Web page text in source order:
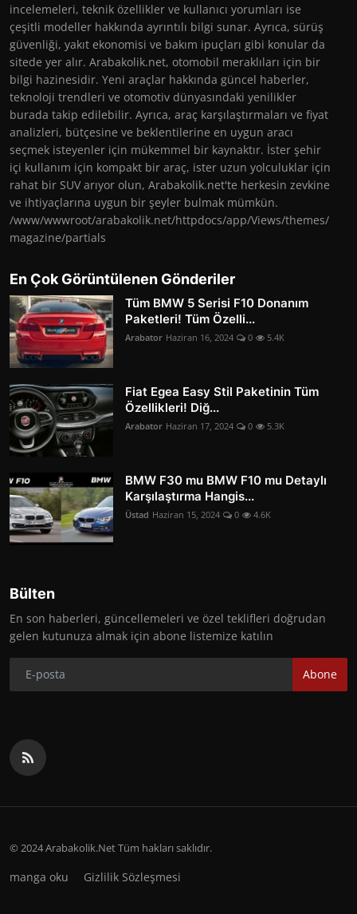
incelemeleri, teknik özellikler ve kullanıcı yorumları ise
çeşitli modeller hakkında ayrıntılı bilgi sunar. Ayrıca, sürüş
güvenliği, yakıt ekonomisi ve bakım ipuçları gibi konular da
sitede yer alır. Arabakolik.net, otomobil meraklıları için bir
bilgi hazinesidir. Yeni araçlar hakkında güncel haberler,
teknoloji trendleri ve otomotiv dünyasındaki yenilikler
burada takip edilebilir. Ayrıca, araç karşılaştırmaları ve fiyat
analizleri, bütçesine ve beklentilerine en uygun aracı
seçmek isteyenler için mükemmel bir kaynaktır. İster şehir
içi kullanım için kompakt bir araç, ister uzun yolculuklar için
rahat bir SUV arıyor olun, Arabakolik.net'te herkesin zevkine
ve ihtiyaçlarına uygun bir şeyler bulmak mümkün.
/www/wwwroot/arabakolik.net/httpdocs/app/Views/themes/
magazine/partials
En Çok Görüntülenen Gönderiler
Tüm BMW 5 Serisi F10 Donanım
Paketleri! Tüm Özelli...
Arabator Haziran 16, 2024 0 5.4K
Fiat Egea Easy Stil Paketinin Tüm
Özellikleri! Diğ...
Arabator Haziran 17, 2024 0 5.3K
BMW F30 mu BMW F10 mu Detaylı
Karşılaştırma Hangis...
Üstad Haziran 15, 2024 0 4.6K
Bülten
En son haberleri, güncellemeleri ve özel teklifleri doğrudan
gelen kutunuza almak için abone listemize katılın
Abone
© 2024 Arabakolik.Net Tüm hakları saklıdır.
manga oku Gizlilik Sözleşmesi